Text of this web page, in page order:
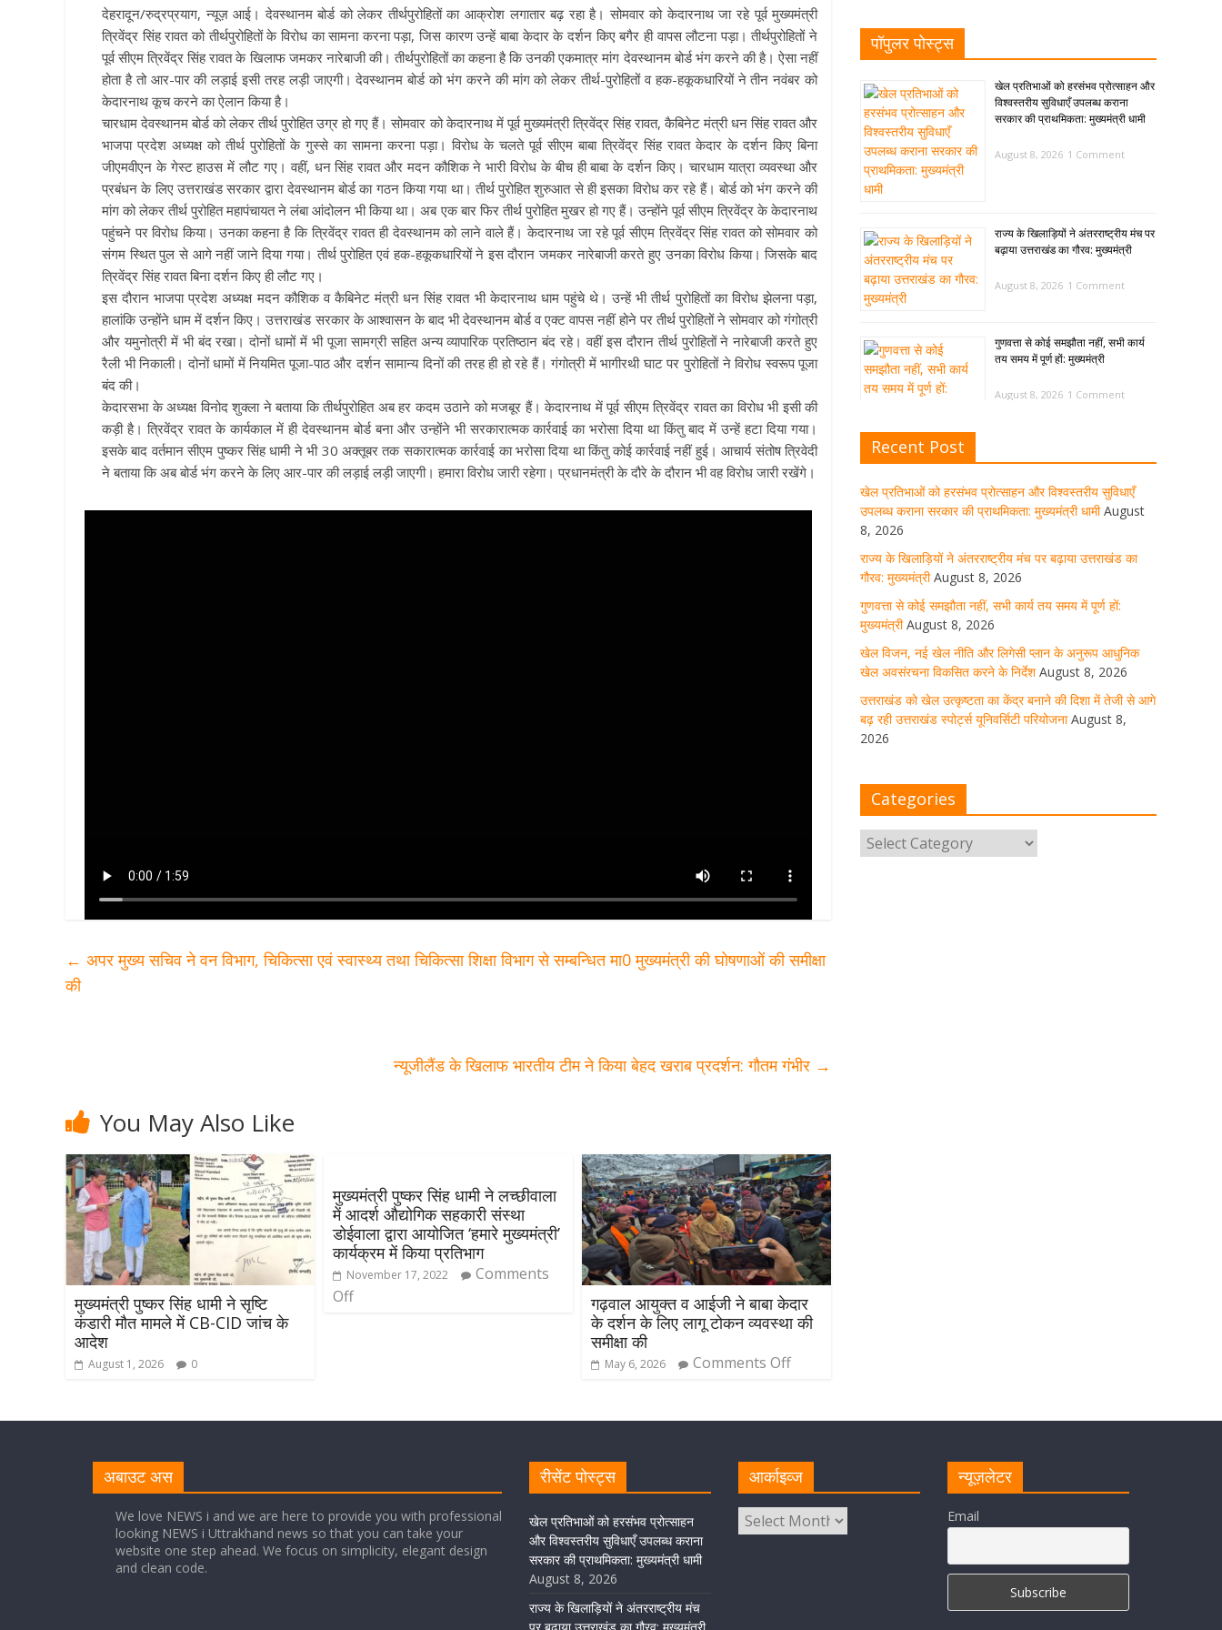
देहरादून/रुद्रप्रयाग, न्यूज़ आई। देवस्थानम बोर्ड को लेकर तीर्थपुरोहितों का आक्रोश लगातार बढ़ रहा है। सोमवार को केदारनाथ जा रहे पूर्व मुख्यमंत्री
त्रिवेंद्र सिंह रावत को तीर्थपुरोहितों के विरोध का सामना करना पड़ा, जिस कारण उन्हें बाबा केदार के दर्शन किए बगैर ही वापस लौटना पड़ा। तीर्थपुरोहितों ने
पूर्व सीएम त्रिवेंद्र सिंह रावत के खिलाफ जमकर नारेबाजी की। तीर्थपुरोहितों का कहना है कि उनकी एकमात्र मांग देवस्थानम बोर्ड भंग करने की है। ऐसा नहीं
होता है तो आर-पार की लड़ाई इसी तरह लड़ी जाएगी। देवस्थानम बोर्ड को भंग करने की मांग को लेकर तीर्थ-पुरोहितों व हक-हकूकधारियों ने तीन नवंबर को
केदारनाथ कूच करने का ऐलान किया है।
चारधाम देवस्थानम बोर्ड को लेकर तीर्थ पुरोहित उग्र हो गए हैं। सोमवार को केदारनाथ में पूर्व मुख्यमंत्री त्रिवेंद्र सिंह रावत, कैबिनेट मंत्री धन सिंह रावत और
भाजपा प्रदेश अध्यक्ष को तीर्थ पुरोहितों के गुस्से का सामना करना पड़ा। विरोध के चलते पूर्व सीएम बाबा त्रिवेंद्र सिंह रावत केदार के दर्शन किए बिना
जीएमवीएन के गेस्ट हाउस में लौट गए। वहीं, धन सिंह रावत और मदन कौशिक ने भारी विरोध के बीच ही बाबा के दर्शन किए। चारधाम यात्रा व्यवस्था और
प्रबंधन के लिए उत्तराखंड सरकार द्वारा देवस्थानम बोर्ड का गठन किया गया था। तीर्थ पुरोहित शुरुआत से ही इसका विरोध कर रहे हैं। बोर्ड को भंग करने की
मांग को लेकर तीर्थ पुरोहित महापंचायत ने लंबा आंदोलन भी किया था। अब एक बार फिर तीर्थ पुरोहित मुखर हो गए हैं। उन्होंने पूर्व सीएम त्रिवेंद्र के केदारनाथ
पहुंचने पर विरोध किया। उनका कहना है कि त्रिवेंद्र रावत ही देवस्थानम को लाने वाले हैं। केदारनाथ जा रहे पूर्व सीएम त्रिवेंद्र सिंह रावत को सोमवार को
संगम स्थित पुल से आगे नहीं जाने दिया गया। तीर्थ पुरोहित एवं हक-हकूकधारियों ने इस दौरान जमकर नारेबाजी करते हुए उनका विरोध किया। जिसके बाद
त्रिवेंद्र सिंह रावत बिना दर्शन किए ही लौट गए।
इस दौरान भाजपा प्रदेश अध्यक्ष मदन कौशिक व कैबिनेट मंत्री धन सिंह रावत भी केदारनाथ धाम पहुंचे थे। उन्हें भी तीर्थ पुरोहितों का विरोध झेलना पड़ा,
हालांकि उन्होंने धाम में दर्शन किए। उत्तराखंड सरकार के आश्वासन के बाद भी देवस्थानम बोर्ड व एक्ट वापस नहीं होने पर तीर्थ पुरोहितों ने सोमवार को गंगोत्री
और यमुनोत्री में भी बंद रखा। दोनों धामों में भी पूजा सामग्री सहित अन्य व्यापारिक प्रतिष्ठान बंद रहे। वहीं इस दौरान तीर्थ पुरोहितों ने नारेबाजी करते हुए
रैली भी निकाली। दोनों धामों में नियमित पूजा-पाठ और दर्शन सामान्य दिनों की तरह ही हो रहे हैं। गंगोत्री में भागीरथी घाट पर पुरोहितों ने विरोध स्वरूप पूजा
बंद की।
केदारसभा के अध्यक्ष विनोद शुक्ला ने बताया कि तीर्थपुरोहित अब हर कदम उठाने को मजबूर हैं। केदारनाथ में पूर्व सीएम त्रिवेंद्र रावत का विरोध भी इसी की
कड़ी है। त्रिवेंद्र रावत के कार्यकाल में ही देवस्थानम बोर्ड बना और उन्होंने भी सरकारात्मक कार्रवाई का भरोसा दिया था किंतु बाद में उन्हें हटा दिया गया।
इसके बाद वर्तमान सीएम पुष्कर सिंह धामी ने भी 30 अक्तूबर तक सकारात्मक कार्रवाई का भरोसा दिया था किंतु कोई कार्रवाई नहीं हुई। आचार्य संतोष त्रिवेदी
ने बताया कि अब बोर्ड भंग करने के लिए आर-पार की लड़ाई लड़ी जाएगी। हमारा विरोध जारी रहेगा। प्रधानमंत्री के दौरे के दौरान भी वह विरोध जारी रखेंगे।
← अपर मुख्य सचिव ने वन विभाग, चिकित्सा एवं स्वास्थ्य तथा चिकित्सा शिक्षा विभाग से सम्बन्धित मा0 मुख्यमंत्री की घोषणाओं की समीक्षा
की
न्यूजीलैंड के खिलाफ भारतीय टीम ने किया बेहद खराब प्रदर्शन: गौतम गंभीर →
You May Also Like
मुख्यमंत्री पुष्कर सिंह धामी ने सृष्टि
कंडारी मौत मामले में CB-CID जांच के
आदेश
August 1, 2026 0
मुख्यमंत्री पुष्कर सिंह धामी ने लच्छीवाला
में आदर्श औद्योगिक सहकारी संस्था
डोईवाला द्वारा आयोजित ‘हमारे मुख्यमंत्री’
कार्यक्रम में किया प्रतिभाग
November 17, 2022
Comments
Off
गढ़वाल आयुक्त व आईजी ने बाबा केदार
के दर्शन के लिए लागू टोकन व्यवस्था की
समीक्षा की
May 6, 2026 Comments Off
पॉपुलर पोस्ट्स
खेल प्रतिभाओं को हरसंभव प्रोत्साहन और
विश्वस्तरीय सुविधाएँ उपलब्ध कराना
सरकार की प्राथमिकता: मुख्यमंत्री धामी
August 8, 2026 1 Comment
राज्य के खिलाड़ियों ने अंतरराष्ट्रीय मंच पर
बढ़ाया उत्तराखंड का गौरव: मुख्यमंत्री
August 8, 2026 1 Comment
गुणवत्ता से कोई समझौता नहीं, सभी कार्य
तय समय में पूर्ण हों: मुख्यमंत्री
August 8, 2026 1 Comment
प्लान के अनुरूप आधुनिक खेल अवसंरचना
विकसित करने के निर्देश
August 8, 2026 1 Comment
उत्तराखंड को खेल उत्कृष्टता का केंद्र
बनाने की दिशा में तेजी से आगे बढ़ रही
उत्तराखंड स्पोर्ट्स यूनिवर्सिटी परियोजना
August 8, 2026 1 Comment
मुख्य सचिव ने कहा- कौशल विकास से
संबंधित सभी विभाग एक प्लेटफॉर्म पर करें
साइबर अपराध नियंत्रण व प्रबंधन में
उत्तराखंड पुलिस का पांचवां नंबर, सीएम
धामी ने दी बधाई
Recent Post
खेल प्रतिभाओं को हरसंभव प्रोत्साहन और विश्वस्तरीय सुविधाएँ
उपलब्ध कराना सरकार की प्राथमिकता: मुख्यमंत्री धामी August
8, 2026
राज्य के खिलाड़ियों ने अंतरराष्ट्रीय मंच पर बढ़ाया उत्तराखंड का
गौरव: मुख्यमंत्री August 8, 2026
गुणवत्ता से कोई समझौता नहीं, सभी कार्य तय समय में पूर्ण हों:
मुख्यमंत्री August 8, 2026
खेल विजन, नई खेल नीति और लिगेसी प्लान के अनुरूप आधुनिक
खेल अवसंरचना विकसित करने के निर्देश August 8, 2026
उत्तराखंड को खेल उत्कृष्टता का केंद्र बनाने की दिशा में तेजी से आगे
बढ़ रही उत्तराखंड स्पोर्ट्स यूनिवर्सिटी परियोजना August 8,
2026
Categories
अबाउट अस
We love NEWS i and we are here to provide you with professional
looking NEWS i Uttrakhand news so that you can take your
website one step ahead. We focus on simplicity, elegant design
and clean code.
रीसेंट पोस्ट्स
खेल प्रतिभाओं को हरसंभव प्रोत्साहन
और विश्वस्तरीय सुविधाएँ उपलब्ध कराना
सरकार की प्राथमिकता: मुख्यमंत्री धामी
August 8, 2026
राज्य के खिलाड़ियों ने अंतरराष्ट्रीय मंच
आर्काइव्ज न्यूज़लेटर
Email